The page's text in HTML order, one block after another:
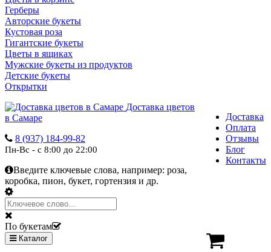
Герберы
Авторские букеты
Кустовая роза
Гигантские букеты
Цветы в ящиках
Мужские букеты из продуктов
Детские букеты
Открытки
Доставка
Оплата
Отзывы
Блог
Контакты
Доставка цветов
в Самаре
8 (937) 184-99-82
Пн-Вс - с 8:00 до 22:00
Введите ключевые слова, например: роза,
коробка, пион, букет, гортензия и др.
По букетам
Каталог